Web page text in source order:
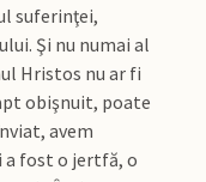
suferinţei,
Şi nu numai al
Hristos nu ar fi
obişnuit, poate
avem
a fost o jertfă, o